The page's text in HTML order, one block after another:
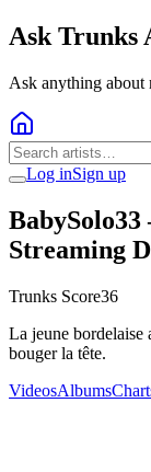
Ask Trunks
Ask anything about
Log inSign up
BabySolo33
Streaming
Trunks Score36
La jeune bordelaise
bouger la tête.
VideosAlbums